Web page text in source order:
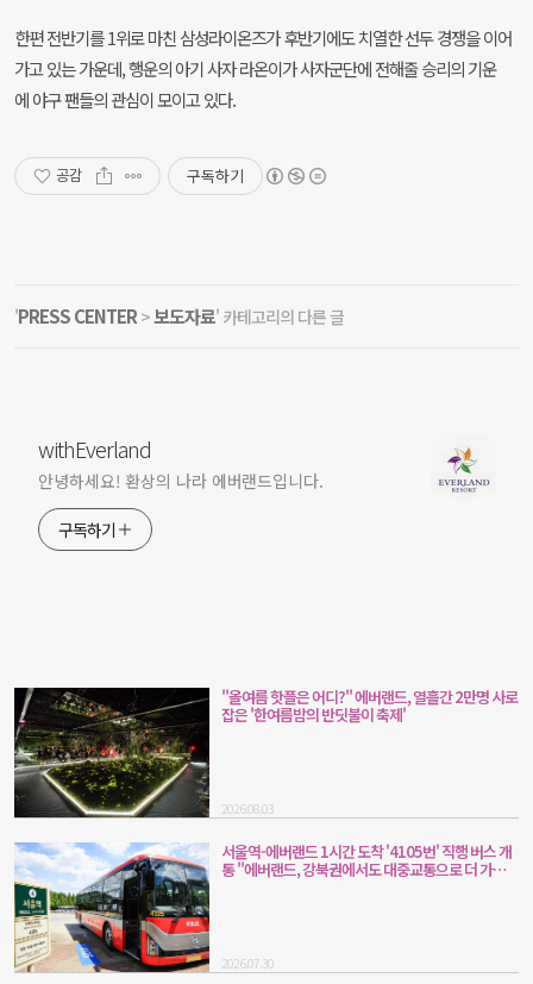
한편 전반기를 1위로 마친 삼성라이온즈가 후반기에도 치열한 선두 경쟁을 이어
가고 있는 가운데, 행운의 아기 사자 라온이가 사자군단에 전해줄 승리의 기운
에 야구 팬들의 관심이 모이고 있다.
공감 구독하기
'PRESS CENTER>보도자료' 카테고리의 다른 글
withEverland
안녕하세요! 환상의 나라 에버랜드입니다.
구독하기
"올여름 핫플은 어디?" 에버랜드, 열흘간 2만명 사로
잡은 '한여름밤의 반딧불이 축제'
2026.08.03
서울역-에버랜드 1시간 도착 '4105번' 직행 버스 개
통 "에버랜드, 강북권에서도 대중교통으로 더 가까
2026.07.30